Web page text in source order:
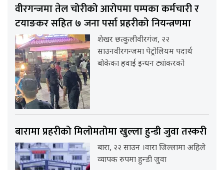
वीरगन्जमा तेल चोरीको आरोपमा पम्पका कर्मचारी र
टयाङकर सहित ७ जना पर्सा प्रहरीको नियन्त्रणमा
शेखर छत्कुलीवीरगंज, २२
साउनवीरगन्जमा पेट्रोलियम पदार्थ
बोकेका हवाई इन्धन ट्यांकरको
बारामा प्रहरीको मिलोमतोमा खुल्ला हुन्डी जुवा तस्करी
बारा, २२ साउन ।वारा जिल्लामा अहिले
व्यापक रुपमा हुन्डी जुवा